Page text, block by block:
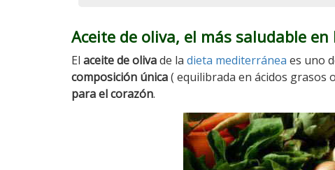
Aceite de oliva, el más saludable
El aceite de olivade la dieta mediterránea es uno
composición única( equilibrada en ácidos grasos
para el corazón.